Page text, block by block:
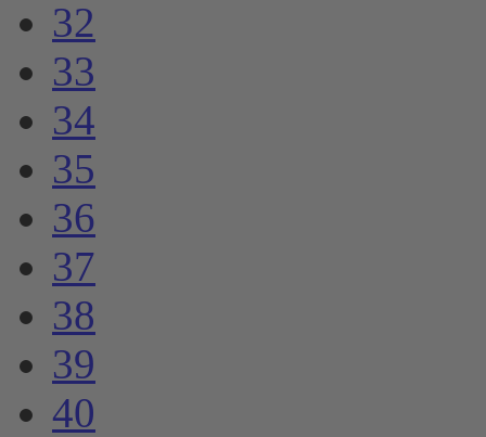
32
33
34
35
36
37
38
39
40